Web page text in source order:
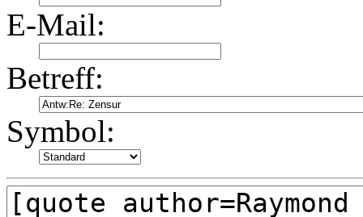
E-Mail:
Betreff:
Symbol: